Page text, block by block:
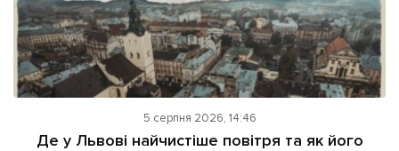
5 серпня 2026, 14:46
Де у Львові найчистіше повітря та як його